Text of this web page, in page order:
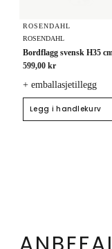
ROSENDAHL
ROSENDAHL
Bordflagg svensk H35
599,00 kr
+ emballasjetillegg
Legg i handlekurv